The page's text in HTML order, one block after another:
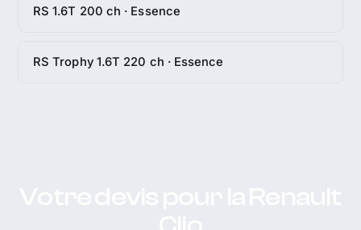
RS 1.6T 200 ch · Essence
RS Trophy 1.6T 220 ch · Essence